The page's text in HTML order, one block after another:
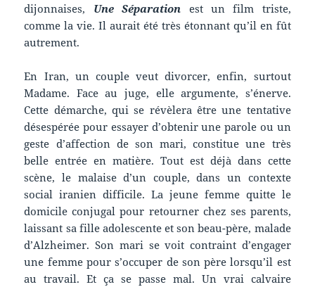
dijonnaises, Une Séparation est un film triste,
comme la vie. Il aurait été très étonnant qu’il en fût
autrement.
En Iran, un couple veut divorcer, enfin, surtout
Madame. Face au juge, elle argumente, s’énerve.
Cette démarche, qui se révèlera être une tentative
désespérée pour essayer d’obtenir une parole ou un
geste d’affection de son mari, constitue une très
belle entrée en matière. Tout est déjà dans cette
scène, le malaise d’un couple, dans un contexte
social iranien difficile. La jeune femme quitte le
domicile conjugal pour retourner chez ses parents,
laissant sa fille adolescente et son beau-père, malade
d’Alzheimer. Son mari se voit contraint d’engager
une femme pour s’occuper de son père lorsqu’il est
au travail. Et ça se passe mal. Un vrai calvaire